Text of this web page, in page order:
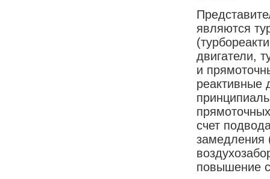
являются
двигатели,
и
реактивные
счет
замедления
повышение